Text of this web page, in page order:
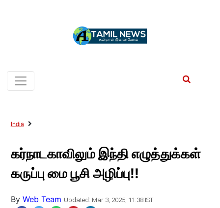
India
கர்நாடகாவிலும் இந்தி எழுத்துக்கள்
கருப்பு மை பூசி அழிப்பு!!
By Web Team Updated: Mar 3, 2025, 11:38 IST